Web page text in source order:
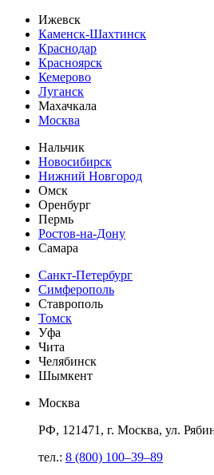
Ижевск
Каменск-Шахтинск
Краснодар
Красноярск
Кемерово
Луганск
Махачкала
Москва
Нальчик
Новосибирск
Нижний Новгород
Омск
Оренбург
Пермь
Ростов-на-Дону
Самара
Санкт-Петербург
Симферополь
Ставрополь
Томск
Уфа
Чита
Челябинск
Шымкент
Москва
РФ, 121471, г. Москва, ул.
тел.: 8 (800) 100–39–89